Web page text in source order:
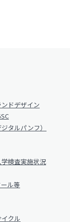
ドデザイン
タルパンフ）
検査実施状況
ル等
クル